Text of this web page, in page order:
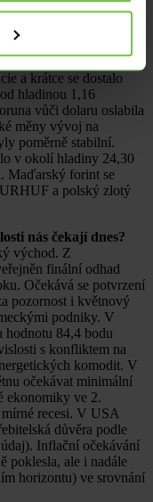
ČR).
trhu.
prudce oslabilo v
a krátce se dostalo
hladinou 1,16
vůči dolaru oslabila
měny vývoj na
poměrně stabilní.
v okolí hladiny 24,30
Maďarský forint se
a polský zlotý
nás čekají dnes?
východ. Z
finální odhad
Očekává se potvrzení
pozornost i květnový
podniky. V
hodnotu 84,4 bodu
s konfliktem na
komodit. V
očekávat minimální
ekonomiky ve 2.
mírné recesi. V USA
důvěra podle
Inflační očekávání
poklesla, ale i nadále
horizontu) ve srovnání